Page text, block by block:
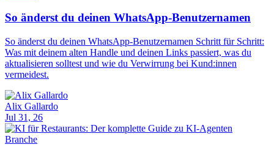
So änderst du deinen WhatsApp-Benutzernamen
So änderst du deinen WhatsApp-Benutzernamen Schritt für Schritt:
Was mit deinem alten Handle und deinen Links passiert, was du
aktualisieren solltest und wie du Verwirrung bei Kund:innen
vermeidest.
Alix Gallardo
Jul 31, 26
Branche